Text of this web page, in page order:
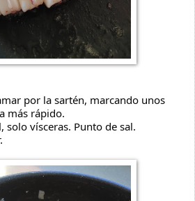
por la sartén, marcando unos
más rápido.
solo vísceras. Punto de sal.